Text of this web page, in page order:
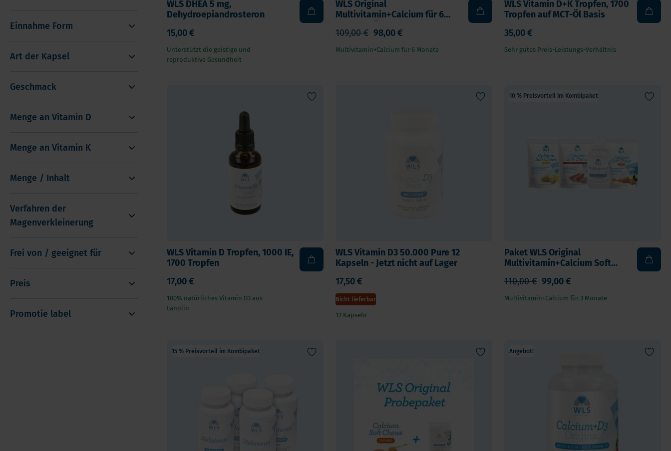
Schlafen
Schmerz
Verdauung und Blase
WLS DHEA 5 mg,
Dehydroepiandrosteron
15,00 €
Unterstützt die geistige und
reproduktive Gesundheit
WLS Original
Multivitamin+Calcium für 6
Magenbypass/Schlauchmagen
98,00 €
109,00 €
Multivitamin+Calcium für 6 Monate
WLS Vitamin D+K Tropfen, 1700
Tropfen auf MCT-Öl Basis
35,00 €
Sehr gutes Preis-Leistungs-Verhältnis
WLS Vitamin D Tropfen, 1000 IE,
1700 Tropfen
17,00 €
100% natürliches Vitamin D3 aus
Lanolin
WLS Vitamin D3 50.000 Pure 12
Kapseln - Jetzt nicht auf Lager
Nicht lieferbar
17,50 €
12 Kapseln
10 % Preisvorteil im Kombipaket
Paket WLS Original
Multivitamin+Calcium Soft
99,00 €
110,00 €
Multivitamin+Calcium für 3 Monate
15 % Preisvorteil im Kombipaket Angebot!
Einnahme Form
Art der Kapsel
Geschmack
Menge an Vitamin D
Menge an Vitamin K
Menge / Inhalt
Verfahren der
Magenverkleinerung
Frei von / geeignet für
Preis
Promotie label